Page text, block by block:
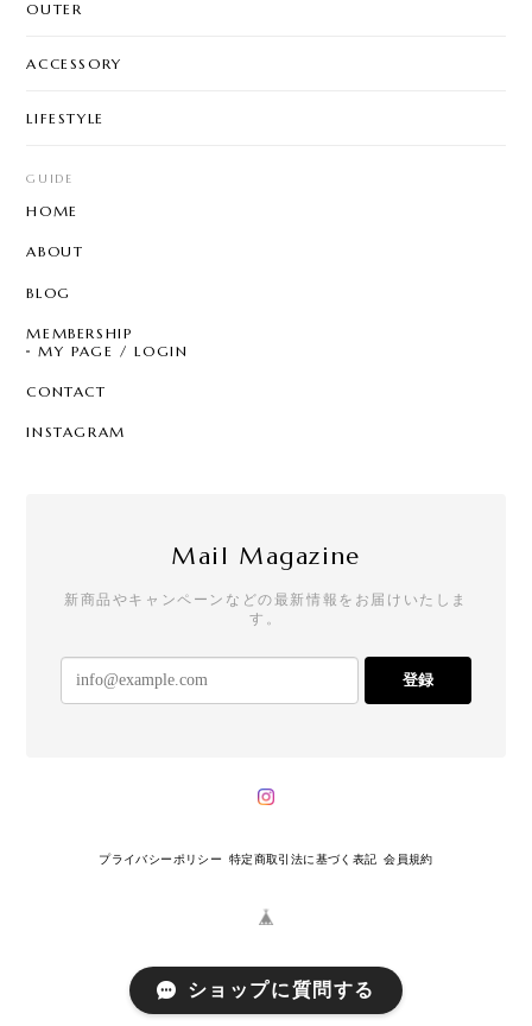
OUTER
ACCESSORY
LIFESTYLE
GUIDE
HOME
ABOUT
BLOG
MEMBERSHIP
MY PAGE / LOGIN
CONTACT
INSTAGRAM
Mail Magazine
新商品やキャンペーンなどの最新情報をお届けいたしま
す。
登録
プライバシーポリシー 特定商取引法に基づく表記 会員規約
ショップに質問する